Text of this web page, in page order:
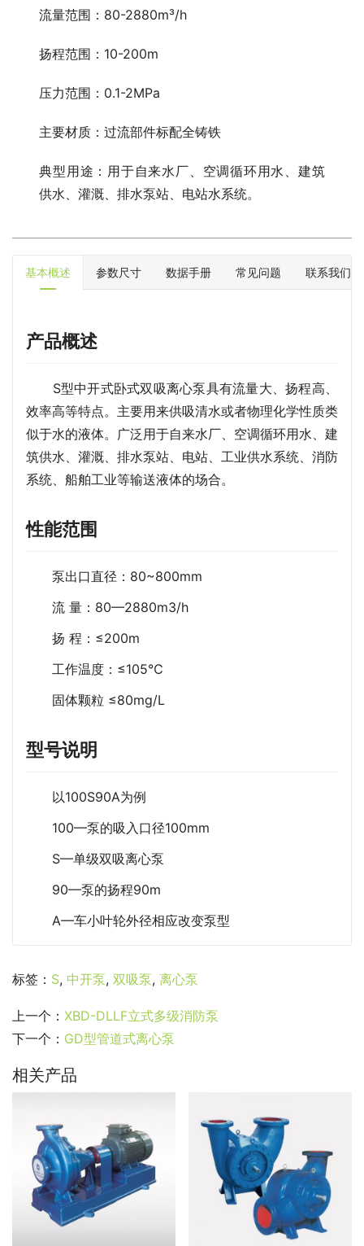
流量范围：80-2880m³/h
扬程范围：10-200m
压力范围：0.1-2MPa
主要材质：过流部件标配全铸铁
典型用途：用于自来水厂、空调循环用水、建筑
供水、灌溉、排水泵站、电站水系统。
基本概述 参数尺寸 数据手册 常见问题 联系我们
产品概述
S型中开式卧式双吸离心泵具有流量大、扬程高、
效率高等特点。主要用来供吸清水或者物理化学性质类
似于水的液体。广泛用于自来水厂、空调循环用水、建
筑供水、灌溉、排水泵站、电站、工业供水系统、消防
系统、船舶工业等输送液体的场合。
性能范围
泵出口直径：80~800mm
流 量：80—2880m3/h
扬 程：≤200m
工作温度：≤105℃
固体颗粒 ≤80mg/L
型号说明
以100S90A为例
100—泵的吸入口径100mm
S—单级双吸离心泵
90—泵的扬程90m
A—车小叶轮外径相应改变泵型
标签： S, 中开泵, 双吸泵, 离心泵
上一个： XBD-DLLF立式多级消防泵
下一个： GD型管道式离心泵
相关产品